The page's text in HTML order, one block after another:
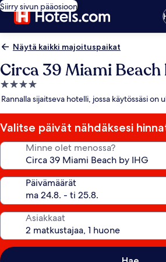
Siirry sivun pääosioon
Näytä kaikki majoituspaikat
Circa 39 Miami Beach
4.0
tähden
Rannalla sijaitseva hotelli, jossa käytössäsi on
Valitse päivät nähdäksesi
Minne olet menossa?
Päivämäärät
Asiakkaat